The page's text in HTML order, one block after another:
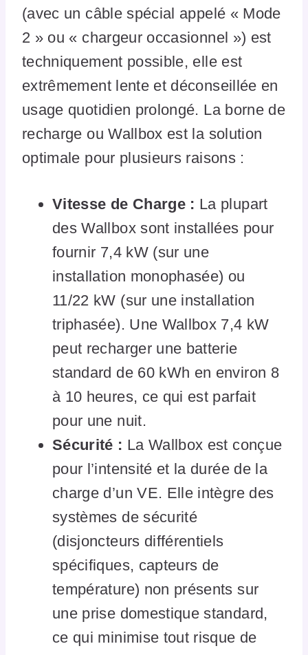
(avec un câble spécial appelé « Mode
2 » ou « chargeur occasionnel ») est
techniquement possible, elle est
extrêmement lente et déconseillée en
usage quotidien prolongé. La borne de
recharge ou Wallbox est la solution
optimale pour plusieurs raisons :
Vitesse de Charge : La plupart
des Wallbox sont installées pour
fournir 7,4 kW (sur une
installation monophasée) ou
11/22 kW (sur une installation
triphasée). Une Wallbox 7,4 kW
peut recharger une batterie
standard de 60 kWh en environ 8
à 10 heures, ce qui est parfait
pour une nuit.
Sécurité : La Wallbox est conçue
pour l’intensité et la durée de la
charge d’un VE. Elle intègre des
systèmes de sécurité
(disjoncteurs différentiels
spécifiques, capteurs de
température) non présents sur
une prise domestique standard,
ce qui minimise tout risque de